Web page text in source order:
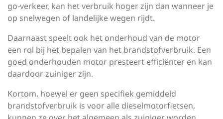
go-verkeer, kan het verbruik hoger zijn dan wanneer je
op snelwegen of landelijke wegen rijdt.
Daarnaast speelt ook het onderhoud van de motor
een rol bij het bepalen van het brandstofverbruik. Een
goed onderhouden motor presteert efficiënter en kan
daardoor zuiniger zijn.
Kortom, hoewel er geen specifiek gemiddeld
brandstofverbruik is voor alle dieselmotorfietsen,